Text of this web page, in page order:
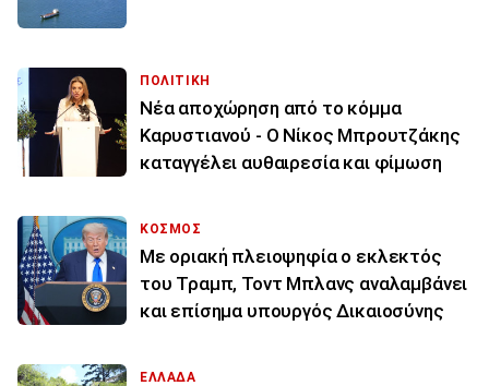
ΠΟΛΙΤΙΚΗ
Νέα αποχώρηση από το κόμμα
Καρυστιανού - Ο Νίκος Μπρουτζάκης
καταγγέλει αυθαιρεσία και φίμωση
ΚΟΣΜΟΣ
Με οριακή πλειοψηφία ο εκλεκτός
του Τραμπ, Τοντ Μπλανς αναλαμβάνει
και επίσημα υπουργός Δικαιοσύνης
ΕΛΛΑΔΑ